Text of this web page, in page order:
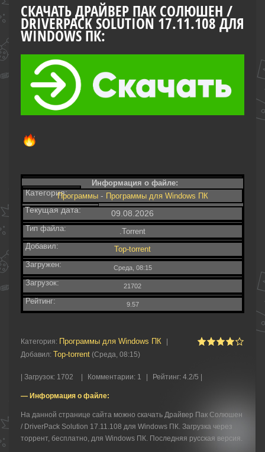
СКАЧАТЬ ДРАЙВЕР ПАК СОЛЮШЕН /
DRIVERPACK SOLUTION 17.11.108 ДЛЯ
WINDOWS ПК:
Информация о файле:
Категория:Программы- Программы для Windows ПК
Текущая дата: 09.08.2026
Тип файла:
.Torrent
Добавил:
Top-torrent
Загружен:
Среда, 08:15
Загрузок: 21702
Рейтинг: 9.57
Категория: Программы для Windows ПК
Добавил: Top-torrent (Среда, 08:15)
Загрузок: 1702 Комментарии: 1 Рейтинг: 4.2/5 |
— Информация о файле:
На данной странице сайта можно скачать Драйвер Пак Солюшен
/ DriverPack Solution 17.11.108 для Windows ПК. Загрузка через
торрент, бесплатно, для Windows ПК. Последняя русская версия.